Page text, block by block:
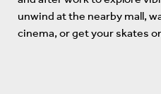
unwind at the nearby mall,
cinema, or get your skates